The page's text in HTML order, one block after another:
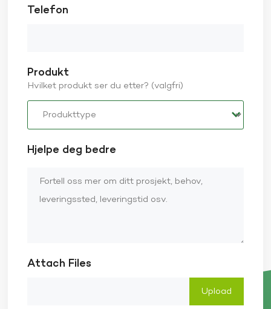
Telefon
Produkt
Hvilket produkt ser du etter? (valgfri)
Hjelpe deg bedre
Attach Files